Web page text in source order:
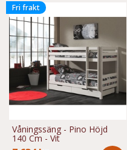
Fri frakt
Våningssäng - Pino Höjd
140 Cm - Vit